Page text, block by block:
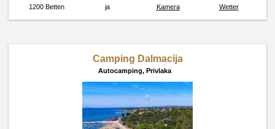
1200 Betten ja Kamera Wetter
Camping Dalmacija
Autocamping, Privlaka